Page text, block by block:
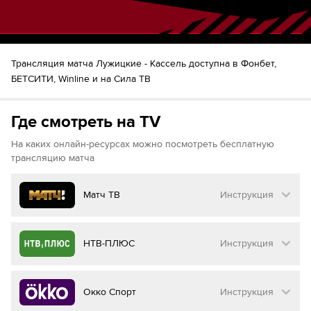
Трансляция матча Лужицкие - Кассель доступна в Фонбет,
БЕТСИТИ, Winline и на Сила ТВ
Где смотреть на TV
На каких онлайн-ресурсах можно посмотреть бесплатную
трансляцию матча
Матч ТВ Инструкция
Как смотреть бесплатно трансляцию матча
Матч ТВ
Инструкция
Перейдите на сайт МАТЧ ТВ
НТВ-ПЛЮС Инструкция
Как смотреть бесплатно трансляцию матча
на НТВ ПЛЮС
Окко Спорт Инструкция